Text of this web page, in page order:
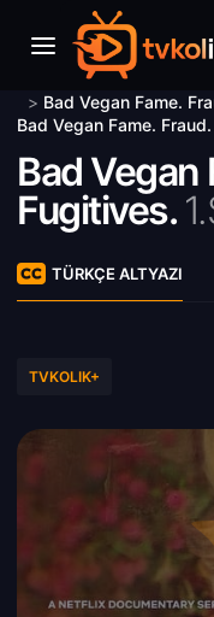
> Bad Vegan Fame.
Bad Vegan Fame.
Bad Vegan
Fugitives.
TÜRKÇE ALTYAZI
TVKOLIK+